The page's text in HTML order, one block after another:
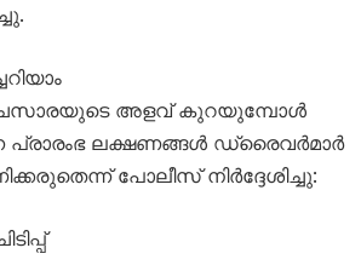
അളവ് കുറയുമ്പോൾ
പ്രാരംഭ ലക്ഷണങ്ങൾ ഡ്രൈവർമാർ
പോലീസ് നിർദ്ദേശിച്ചു: